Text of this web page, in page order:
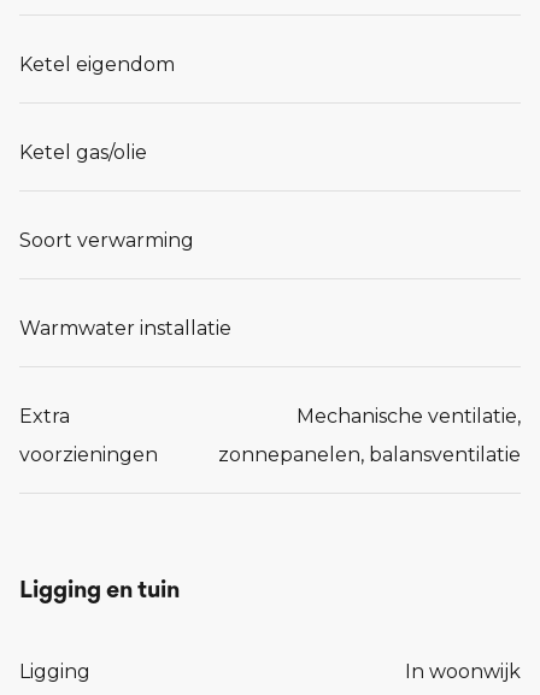
Ketel eigendom
Ketel gas/olie
Soort verwarming
Warmwater installatie
Extra
voorzieningen
Mechanische ventilatie,
zonnepanelen, balansventilatie
Ligging en tuin
Ligging In woonwijk